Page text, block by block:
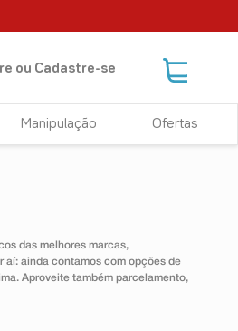
ou Cadastre-se
Manipulação Ofertas
das melhores marcas,
aí: ainda contamos com opções de
Aproveite também parcelamento,